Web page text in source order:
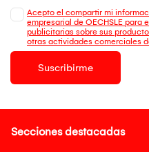
Acepto el compartir mi
empresarial de OECHSLE para
publicitarias sobre sus
otras actividades comerciales
Suscribirme
Secciones destacadas